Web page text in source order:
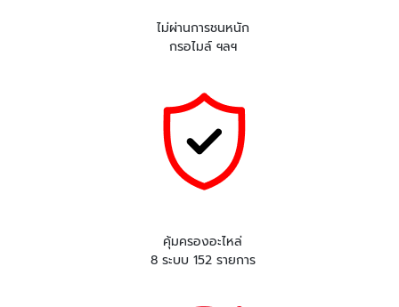
ไม่ผ่านการชนหนัก
กรอไมล์ ฯลฯ
คุ้มครองอะไหล่
8 ระบบ 152 รายการ